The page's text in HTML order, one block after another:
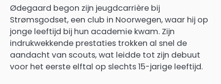
Ødegaard begon zijn jeugdcarrière bij
Strømsgodset, een club in Noorwegen, waar hij op
jonge leeftijd bij hun academie kwam. Zijn
indrukwekkende prestaties trokken al snel de
aandacht van scouts, wat leidde tot zijn debuut
voor het eerste elftal op slechts 15-jarige leeftijd.